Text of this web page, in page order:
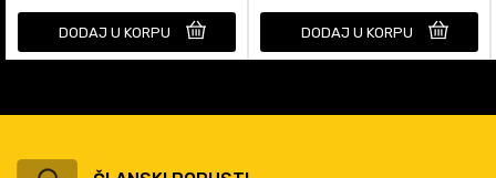
DODAJ U KORPU DODAJ U KORPU